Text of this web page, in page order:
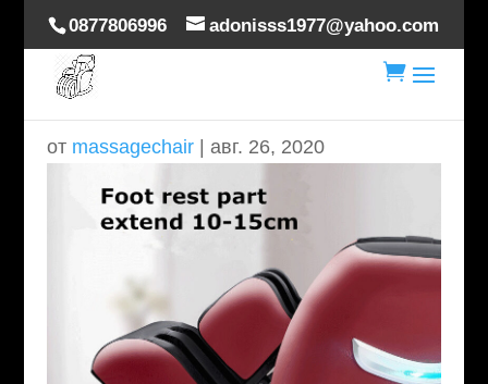
0877806996 adonisss1977@yahoo.com

008
от massagechair| авг. 26, 2020